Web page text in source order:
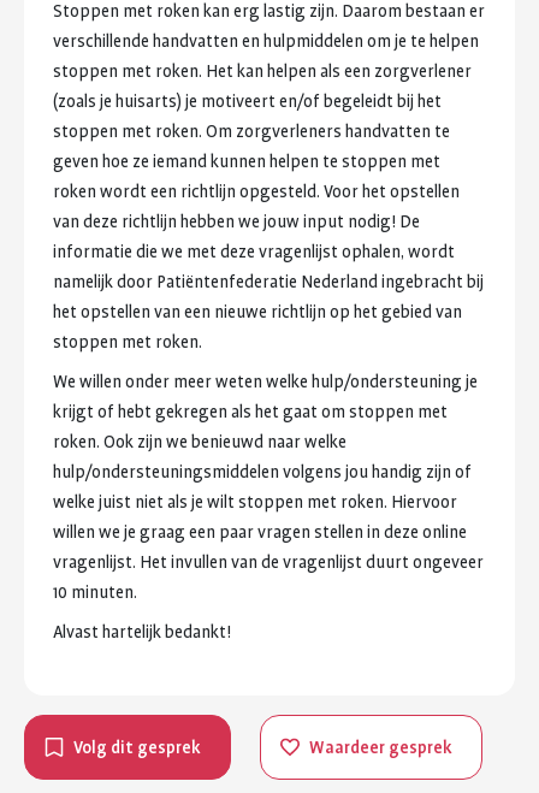
Stoppen met roken kan erg lastig zijn. Daarom bestaan er
verschillende handvatten en hulpmiddelen om je te helpen
stoppen met roken. Het kan helpen als een zorgverlener
(zoals je huisarts) je motiveert en/of begeleidt bij het
stoppen met roken. Om zorgverleners handvatten te
geven hoe ze iemand kunnen helpen te stoppen met
roken wordt een richtlijn opgesteld. Voorhet opstellen
van deze richtlijn hebben we jouwinput nodig! De
informatie die we met deze vragenlijst ophalen, wordt
namelijk door Patiëntenfederatie Nederland ingebracht bij
het opstellen van een nieuwe richtlijn op het gebied van
stoppen met roken.
We willen onder meerweten welke hulp/ondersteuning je
krijgt of hebt gekregen als het gaat om stoppen met
roken. Ook zijn we benieuwd naarwelke
hulp/ondersteuningsmiddelen volgens jouhandig zijn of
welke juist niet als je wilt stoppen met roken. Hiervoor
willen we je graag een paarvragen stellen in deze online
vragenlijst. Het invullen van de vragenlijst duurt ongeveer
10 minuten.
Alvast hartelijk bedankt!
Volg dit gesprek Waardeer gesprek